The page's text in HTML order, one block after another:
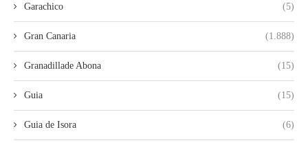
Garachico (5)
Gran Canaria (1.888)
Granadillade Abona (15)
Guia (15)
Guia de Isora (6)